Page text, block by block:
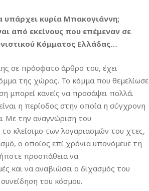
υπάρχει κυρία Μπακογιάννη;
από εκείνους που επέμεναν σε
Κόμματος Ελλάδας…
σε πρόσφατο άρθρο του, έχει
της χώρας. Το κόμμα που θεμελίωσε
μπορεί κανείς να προσάψει πολλά.
η περίοδος στην οποία η σύγχρονη
Με την αναγνώριση του
κλείσιμο των λογαριασμών του χτες,
ο οποίος επί χρόνια υπονόμευε τη
προσπάθεια να
και να αναβιώσει ο διχασμός του
του κόσμου.